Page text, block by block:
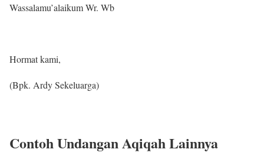
Wassalamu’alaikum Wr. Wb
Hormat kami,
(Bpk. Ardy Sekeluarga)
Contoh Undangan Aqiqah Lainnya